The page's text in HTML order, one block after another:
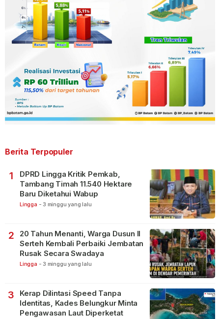
Berita Terpopuler
1
DPRD Lingga Kritik Pemkab,
Tambang Timah 11.540 Hektare
Baru Diketahui Wabup
Lingga - 3 minggu yang lalu
2
20 Tahun Menanti, Warga Dusun II
Serteh Kembali Perbaiki Jembatan
Rusak Secara Swadaya
Lingga - 3 minggu yang lalu
3
Kerap Dilintasi Speed Tanpa
Identitas, Kades Belungkur Minta
Pengawasan Laut Diperketat